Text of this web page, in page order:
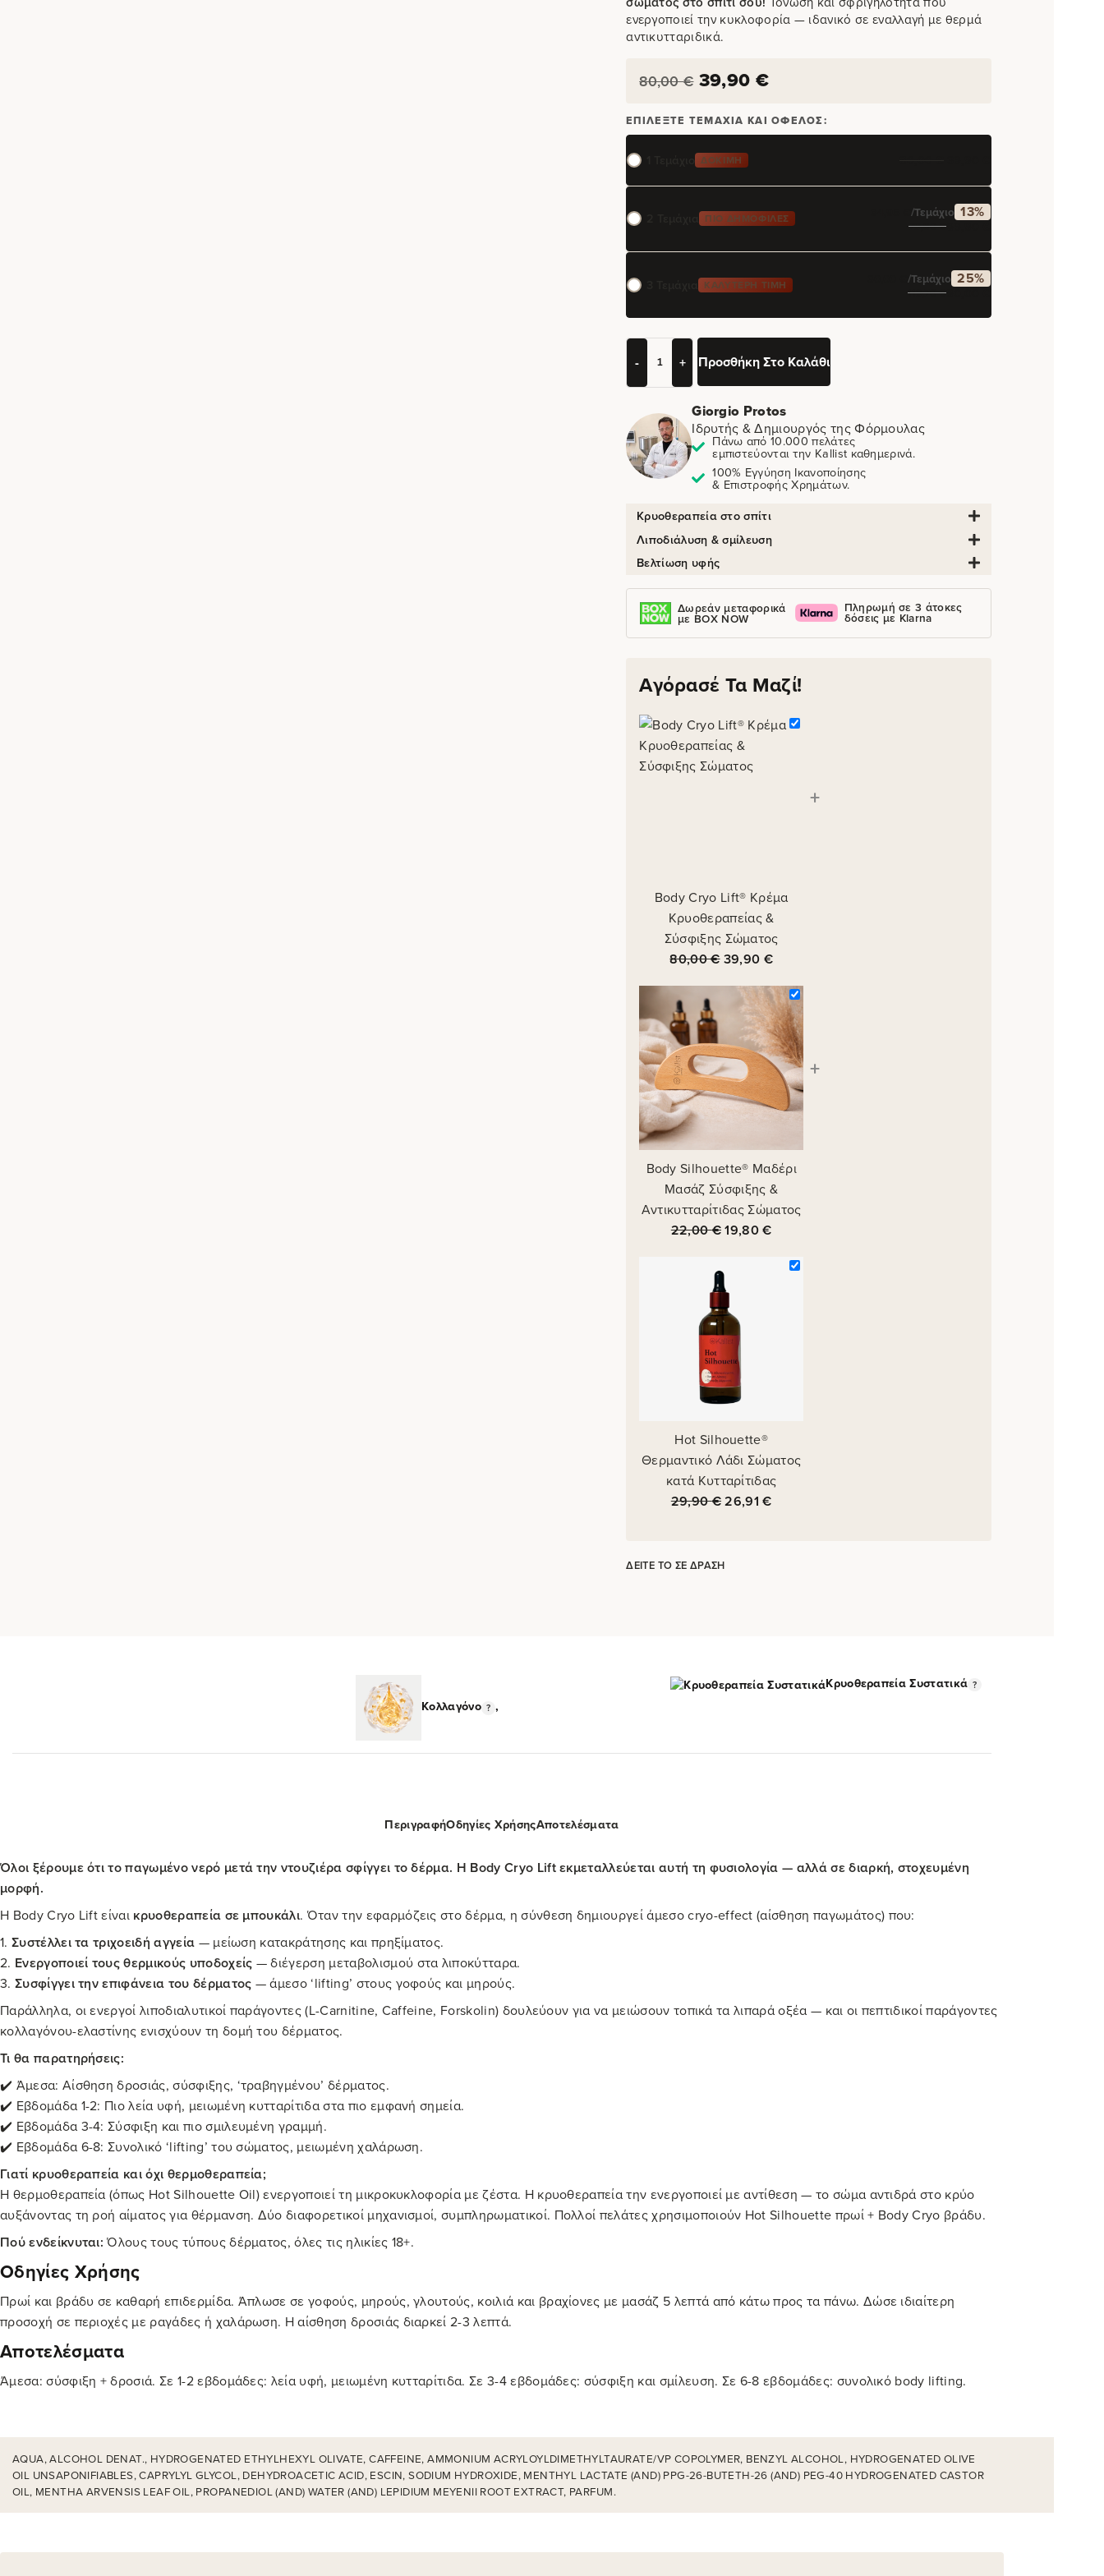
ενεργοποιεί την κυκλοφορία — ιδανικό σε εναλλαγή με θερμά
αντικυτταριδικά.
80,00€ 39,90 €
ΕΠΙΛΈΞΤΕ ΤΕΜΆΧΙΑ ΚΑΙ ΌΦΕΛΟΣ:
1 Τεμάχιο ΔΟΚΙΜΉ
2 Τεμάχια ΠΙΟ ΔΗΜΟΦΙΛΈΣ €/τεμάχιο 13%
79,80€
3 Τεμάχια ΚΑΛΎΤΕΡΗ ΤΙΜΉ €/τεμάχιο 25%
119,70€
- + Προσθήκη Στο Καλάθι
Giorgio Protos
Ιδρυτής & Δημιουργός της Φόρμουλας
Πάνω από 10.000 πελάτες
εμπιστεύονται την Kallist καθημερινά.
100% Εγγύηση Ικανοποίησης
& Επιστροφής Χρημάτων.
Κρυοθεραπεία στο σπίτι
Λιποδιάλυση & σμίλευση
Βελτίωση υφής
Δωρεάν μεταφορικά
με BOX NOW
Πληρωμή σε 3 άτοκες
δόσεις με Klarna
Αγόρασέ Τα Μαζί!
Body Cryo Lift® Κρέμα
Κρυοθεραπείας &
Σύσφιξης Σώματος
80,00€39,90 €
+
Body Silhouette® Μαδέρι
Μασάζ Σύσφιξης &
Αντικυτταρίτιδας Σώματος
22,00€19,80€
+
Hot Silhouette®
Θερμαντικό Λάδι Σώματος
κατά Κυτταρίτιδας
29,90€26,91€
ΔΕΊΤΕ ΤΟ ΣΕ ΔΡΆΣΗ
Κολλαγόνο ,
Κρυοθεραπεία Συστατικά
ΠεριγραφήΟδηγίες ΧρήσηςΑποτελέσματα
Όλοι ξέρουμε ότι το παγωμένο νερό μετά την ντουζιέρα σφίγγει το δέρμα. Η Body Cryo Lift εκμεταλλεύεται αυτή τη φυσιολογία — αλλά σε διαρκή, στοχευμένη
μορφή.
Η Body Cryo Lift είναι κρυοθεραπεία σε μπουκάλι. Όταν την εφαρμόζεις στο δέρμα, η σύνθεση δημιουργεί άμεσο cryo-effect (αίσθηση παγωμάτος) που:
1. Συστέλλει τα τριχοειδή αγγεία — μείωση κατακράτησης και πρηξίματος.
2. Ενεργοποιεί τους θερμικούς υποδοχείς — διέγερση μεταβολισμού στα λιποκύτταρα.
3. Συσφίγγει την επιφάνεια του δέρματος — άμεσο ‘lifting’ στους γοφούς και μηρούς.
Παράλληλα, οι ενεργοί λιποδιαλυτικοί παράγοντες (L-Carnitine, Caffeine, Forskolin) δουλεύουν για να μειώσουν τοπικά τα λιπαρά οξέα — και οι πεπτιδικοί παράγοντες
κολλαγόνου-ελαστίνης ενισχύουν τη δομή του δέρματος.
Τι θα παρατηρήσεις:
✔️ Άμεσα: Αίσθηση δροσιάς, σύσφιξης, ‘τραβηγμένου’ δέρματος.
✔️ Εβδομάδα 1-2: Πιο λεία υφή, μειωμένη κυτταρίτιδα στα πιο εμφανή σημεία.
✔️ Εβδομάδα 3-4: Σύσφιξη και πιο σμιλευμένη γραμμή.
✔️ Εβδομάδα 6-8: Συνολικό ‘lifting’ του σώματος, μειωμένη χαλάρωση.
Γιατί κρυοθεραπεία και όχι θερμοθεραπεία;
Η θερμοθεραπεία (όπως Hot Silhouette Oil) ενεργοποιεί τη μικροκυκλοφορία με ζέστα. Η κρυοθεραπεία την ενεργοποιεί με αντίθεση — το σώμα αντιδρά στο κρύο
αυξάνοντας τη ροή αίματος για θέρμανση. Δύο διαφορετικοί μηχανισμοί, συμπληρωματικοί. Πολλοί πελάτες χρησιμοποιούν Hot Silhouette πρωί + Body Cryo βράδυ.
Πού ενδείκνυται: Όλους τους τύπους δέρματος, όλες τις ηλικίες 18+.
Οδηγίες Χρήσης
Πρωί και βράδυ σε καθαρή επιδερμίδα. Άπλωσε σε γοφούς, μηρούς, γλουτούς, κοιλιά και βραχίονες με μασάζ 5 λεπτά από κάτω προς τα πάνω. Δώσε ιδιαίτερη
προσοχή σε περιοχές με ραγάδες ή χαλάρωση. Η αίσθηση δροσιάς διαρκεί 2-3 λεπτά.
Αποτελέσματα
Άμεσα: σύσφιξη + δροσιά. Σε 1-2 εβδομάδες: λεία υφή, μειωμένη κυτταρίτιδα. Σε 3-4 εβδομάδες: σύσφιξη και σμίλευση. Σε 6-8 εβδομάδες: συνολικό body lifting.
AQUA, ALCOHOL DENAT., HYDROGENATED ETHYLHEXYL OLIVATE, CAFFEINE, AMMONIUM ACRYLOYLDIMETHYLTAURATE/VP COPOLYMER, BENZYL ALCOHOL, HYDROGENATED OLIVE
OIL UNSAPONIFIABLES, CAPRYLYL GLYCOL, DEHYDROACETIC ACID, ESCIN, SODIUM HYDROXIDE, MENTHYL LACTATE (AND) PPG-26-BUTETH-26 (AND) PEG-40 HYDROGENATED CASTOR
OIL, MENTHA ARVENSIS LEAF OIL, PROPANEDIOL (AND) WATER (AND) LEPIDIUM MEYENII ROOT EXTRACT, PARFUM.